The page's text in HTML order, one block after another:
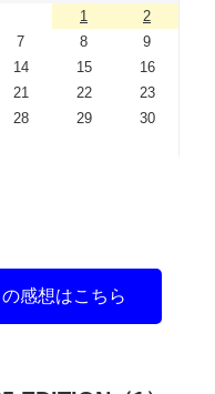
1
2
7 8
9
14 15
16
21 22
23
28 29
30
感想はこちら